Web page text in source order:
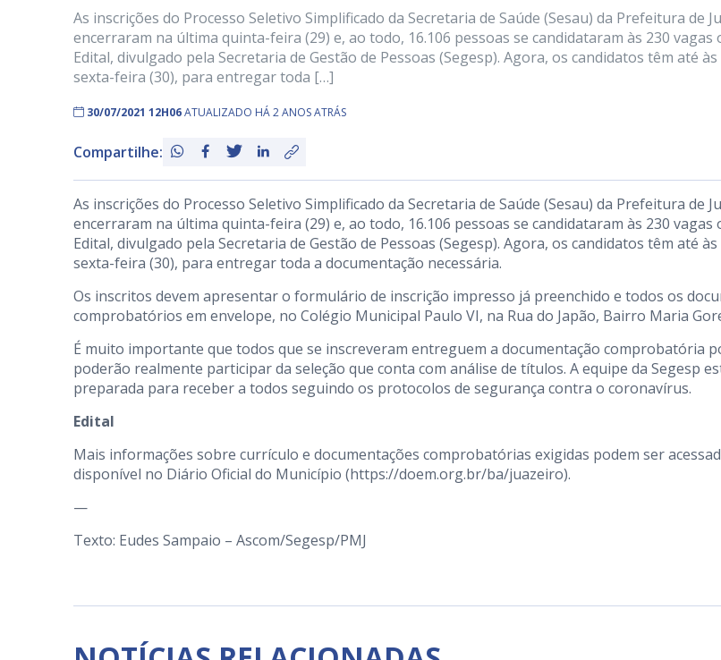
As inscrições do Processo Seletivo Simplificado da Secretaria de Saúde (Sesau) da Prefeitura de
encerraram na última quinta-feira (29) e, ao todo, 16.106 pessoas se candidataram às 230 vagas
Edital, divulgado pela Secretaria de Gestão de Pessoas (Segesp). Agora, os candidatos têm até
sexta-feira (30), para entregar toda […]
30/07/2021 12H06ATUALIZADO HÁ 2 ANOS ATRÁS
Compartilhe:
As inscrições do Processo Seletivo Simplificado da Secretaria de Saúde (Sesau) da Prefeitura de
encerraram na última quinta-feira (29) e, ao todo, 16.106 pessoas se candidataram às 230 vagas
Edital, divulgado pela Secretaria de Gestão de Pessoas (Segesp). Agora, os candidatos têm até
sexta-feira (30), para entregar toda a documentação necessária.
Os inscritos devem apresentar o formulário de inscrição impresso já preenchido e todos os
comprobatórios em envelope, no Colégio Municipal Paulo VI, na Rua do Japão, Bairro Maria
É muito importante que todos que se inscreveram entreguem a documentação comprobatória
poderão realmente participar da seleção que conta com análise de títulos. A equipe da Segesp
preparada para receber a todos seguindo os protocolos de segurança contra o coronavírus.
Edital
Mais informações sobre currículo e documentações comprobatórias exigidas podem ser
disponível no Diário Oficial do Município (https://doem.org.br/ba/juazeiro).
—
Texto: Eudes Sampaio – Ascom/Segesp/PMJ